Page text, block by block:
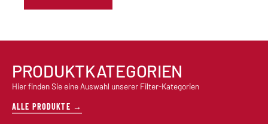
PRODUKTKATEGORIEN
Hier finden Sie eine Auswahl unserer Filter-Kategorien
ALLE PRODUKTE →